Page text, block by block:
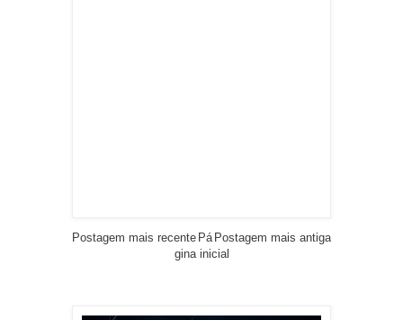
Postagem mais recente Postagem mais antiga
Pá
gina inicial